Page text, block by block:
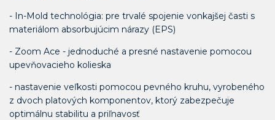
- In-Mold technológia: pre trvalé spojenie vonkajšej časti s
materiálom absorbujúcim nárazy (EPS)
- Zoom Ace - jednoduché a presné nastavenie pomocou
upevňovacieho kolieska
- nastavenie veľkosti pomocou pevného kruhu, vyrobeného
z dvoch platových komponentov, ktorý zabezpečuje
optimálnu stabilitu a priľnavosť